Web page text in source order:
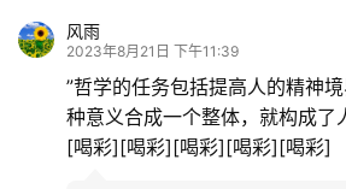
风雨
2023年8月21日 下午11:39
”哲学的任务包括提高人的精神
种意义合成一个整体，就构成了
[喝彩][喝彩][喝彩][喝彩][喝彩]